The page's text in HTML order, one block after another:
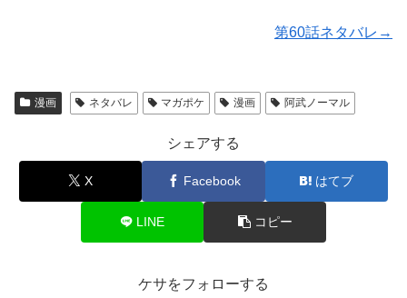
第60話ネタバレ→
漫画 ネタバレ マガポケ 漫画 阿武ノーマル
シェアする
X Facebook はてブ
LINE コピー
ケサをフォローする